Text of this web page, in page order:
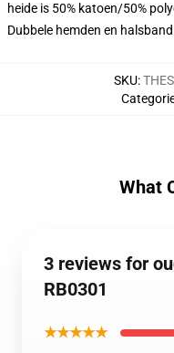
heide is 50% katoen/50%
Dubbele hemden en
SKU:
What
3 reviews for
RB0301
★★★★★